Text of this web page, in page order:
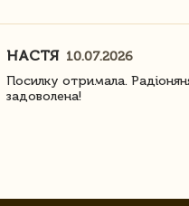
НАСТЯ 10.07.2026
Посилку отримала.
задоволена!